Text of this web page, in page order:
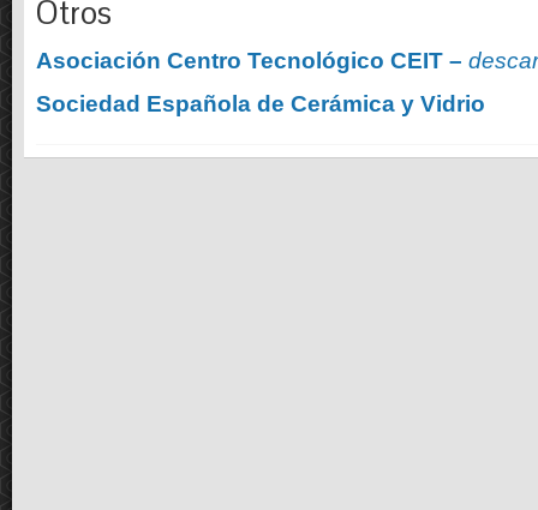
Otros
Asociación Centro Tecnológico CEIT –
Sociedad Española de Cerámica y Vidrio